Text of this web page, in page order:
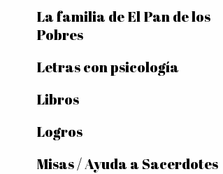
La familia de El Pan de los
Pobres
Letras con psicología
Libros
Logros
Misas / Ayuda a Sacerdotes